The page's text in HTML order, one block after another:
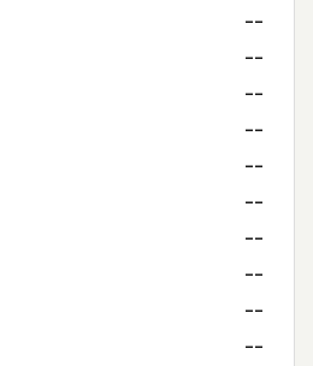
--
--
--
--
--
--
--
--
--
--